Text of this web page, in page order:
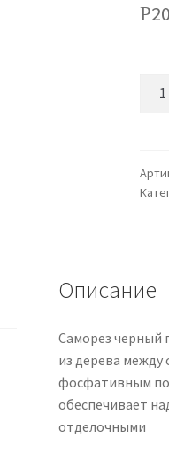
Р
Описание
Саморез черный
из дерева между
фосфативным
обеспечивает
отделочными